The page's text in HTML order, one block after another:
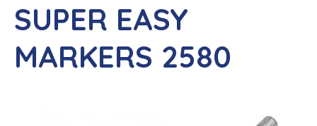
SUPER EASY
MARKERS 2580